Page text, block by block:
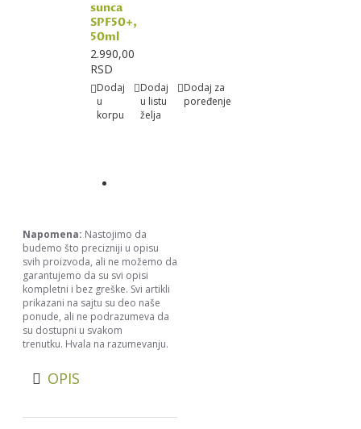
sunca
SPF50+,
50ml
2.990,00
RSD
Dodaj
u
korpu
Dodaj
u listu
želja
Dodaj za
poređenje
Napomena: Nastojimo da
budemo što precizniji u opisu
svih proizvoda, ali ne možemo da
garantujemo da su svi opisi
kompletni i bez greške. Svi artikli
prikazani na sajtu su deo naše
ponude, ali ne podrazumeva da
su dostupni u svakom
trenutku. Hvala na razumevanju.
OPIS